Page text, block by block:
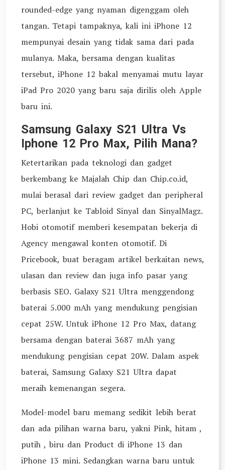
rounded-edge yang nyaman digenggam oleh
tangan. Tetapi tampaknya, kali ini iPhone 12
mempunyai desain yang tidak sama dari pada
mulanya. Maka, bersama dengan kualitas
tersebut, iPhone 12 bakal menyamai mutu layar
iPad Pro 2020 yang baru saja dirilis oleh Apple
baru ini.
Samsung Galaxy S21 Ultra Vs
Iphone 12 Pro Max, Pilih Mana?
Ketertarikan pada teknologi dan gadget
berkembang ke Majalah Chip dan Chip.co.id,
mulai berasal dari review gadget dan peripheral
PC, berlanjut ke Tabloid Sinyal dan SinyalMagz.
Hobi otomotif memberi kesempatan bekerja di
Agency mengawal konten otomotif. Di
Pricebook, buat beragam artikel berkaitan news,
ulasan dan review dan juga info pasar yang
berbasis SEO. Galaxy S21 Ultra menggendong
baterai 5.000 mAh yang mendukung pengisian
cepat 25W. Untuk iPhone 12 Pro Max, datang
bersama dengan baterai 3687 mAh yang
mendukung pengisian cepat 20W. Dalam aspek
baterai, Samsung Galaxy S21 Ultra dapat
meraih kemenangan segera.
Model-model baru memang sedikit lebih berat
dan ada pilihan warna baru, yakni Pink, hitam ,
putih , biru dan Product di iPhone 13 dan
iPhone 13 mini. Sedangkan warna baru untuk